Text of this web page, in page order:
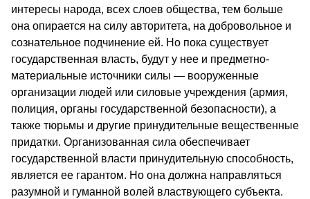
интересы народа, всех слоев общества, тем больше
она опирается на силу авторитета, на добровольное и
сознательное подчинение ей. Но пока существует
государственная власть, будут у нее и предметно-
материальные источники силы — вооруженные
организации людей или силовые учреждения (армия,
полиция, органы государственной безопасности), а
также тюрьмы и другие принудительные вещественные
придатки. Организованная сила обеспечивает
государственной власти принудительную способность,
является ее гарантом. Но она должна направляться
разумной и гуманной волей властвующего субъекта.